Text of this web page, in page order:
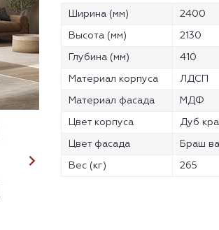
Ширина (мм) 2400
Высота (мм) 2130
Глубина (мм) 410
Материал корпуса ЛДСП
Материал фасада МДФ
Цвет корпуса Дуб
Цвет фасада Браш
Вес (кг) 265